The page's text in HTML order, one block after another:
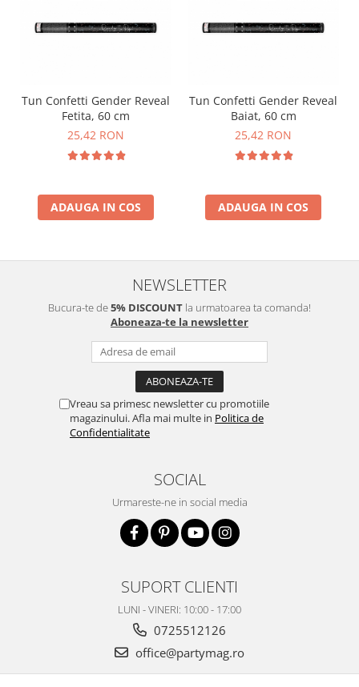
Tun Confetti Gender Reveal
Fetita, 60 cm
25,42 RON
ADAUGA IN COS
Tun Confetti Gender Reveal
Baiat, 60 cm
25,42 RON
ADAUGA IN COS
NEWSLETTER
Bucura-te de5% DISCOUNT la urmatoarea ta comanda!
Aboneaza-te la newsletter
Vreau sa primesc newsletter cu promotiile
magazinului. Afla mai multe in Politica de
Confidentialitate
SOCIAL
Urmareste-ne in social media
SUPORT CLIENTI
LUNI - VINERI: 10:00 - 17:00
0725512126
office@partymag.ro